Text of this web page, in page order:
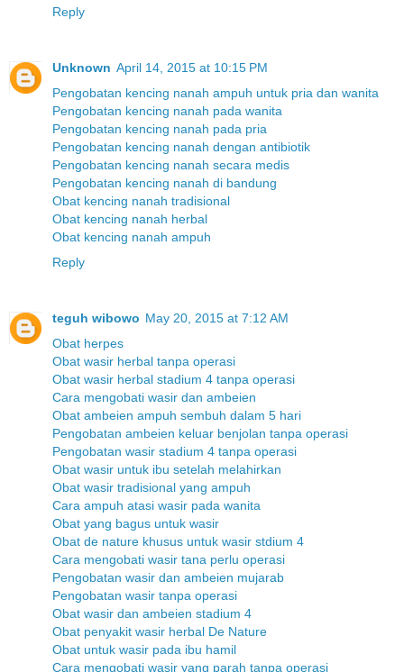
Reply
Unknown April 14, 2015 at 10:15 PM
Pengobatan kencing nanah ampuh untuk pria dan wanita
Pengobatan kencing nanah pada wanita
Pengobatan kencing nanah pada pria
Pengobatan kencing nanah dengan antibiotik
Pengobatan kencing nanah secara medis
Pengobatan kencing nanah di bandung
Obat kencing nanah tradisional
Obat kencing nanah herbal
Obat kencing nanah ampuh
Reply
teguh wibowo May 20, 2015 at 7:12 AM
Obat herpes
Obat wasir herbal tanpa operasi
Obat wasir herbal stadium 4 tanpa operasi
Cara mengobati wasir dan ambeien
Obat ambeien ampuh sembuh dalam 5 hari
Pengobatan ambeien keluar benjolan tanpa operasi
Pengobatan wasir stadium 4 tanpa operasi
Obat wasir untuk ibu setelah melahirkan
Obat wasir tradisional yang ampuh
Cara ampuh atasi wasir pada wanita
Obat yang bagus untuk wasir
Obat de nature khusus untuk wasir stdium 4
Cara mengobati wasir tana perlu operasi
Pengobatan wasir dan ambeien mujarab
Pengobatan wasir tanpa operasi
Obat wasir dan ambeien stadium 4
Obat penyakit wasir herbal De Nature
Obat untuk wasir pada ibu hamil
Cara mengobati wasir yang parah tanpa operasi